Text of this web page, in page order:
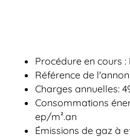
Procédure en cours :
Référence de
Charges annuelles:
Consommations
ep/m².an
Émissions de gaz à